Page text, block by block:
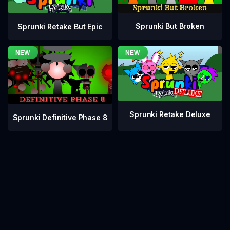
Sprunki Retake But Epic Sprunki But Broken
Sprunki Definitive Phase 8 Sprunki Retake Deluxe